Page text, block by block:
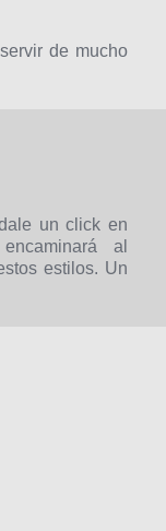
de mucho
un click en
al
estilos. Un